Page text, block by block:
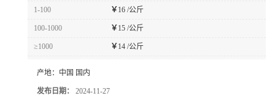
1-100 ￥ 16 /公斤
100-1000 ￥ 15 /公斤
≥1000 ￥ 14 /公斤
产地： 中国 国内
发布日期： 2024-11-27